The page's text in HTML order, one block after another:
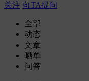
关注 向TA提问
全部
动态
文章
晒单
问答